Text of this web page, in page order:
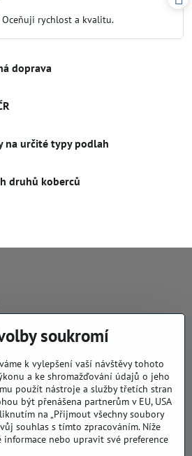
5rychlost a kvalitu.
doprava
na určité typy podlah
druhů koberců
TELEFONICKÉ DOMLUVĚ
soukromí
k vylepšení vaší návštěvy tohoto
a ke shromažďování údajů o jeho
použít nástroje a služby třetích stran
být přenášena partnerům v EU, USA
na „Přijmout všechny soubory
souhlas s tímto zpracováním. Níže
nebo upravit své preference